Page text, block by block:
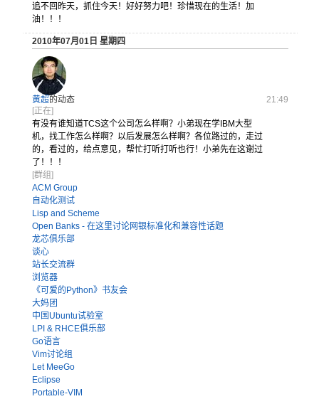
追不回昨天，抓住今天！好好努力吧！珍惜现在的生活！ 加
油！！！
2010年07月01日 星期四
黄超的动态
21:49
[正在]
有没有谁知道TCS这个公司怎么样啊？小弟现在学IBM大型
机， 找工作怎么样啊？以后发展怎么样啊？各位路过的，走过
的，看过的，给点意见，帮忙打听打听也行！ 小弟先在这谢过
了！！
！
[群组]
ACM Group
自动化测试
Lisp and Scheme
Open Banks - 在这里讨论网银标准化和兼容性话题
龙芯俱乐部
谈心
站长交流群
浏览器
《可爱的Python》书友会
大妈团
中国Ubuntu试验室
LPI & RHCE俱乐部
Go语言
Vim讨论组
Let MeeGo
Eclipse
Portable-VIM